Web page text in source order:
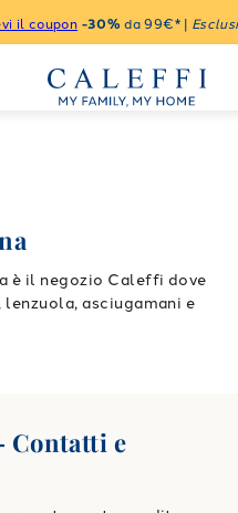
il coupon -30%da 99€* |
è il negozio Caleffi dove
asciugamani e
Contatti e